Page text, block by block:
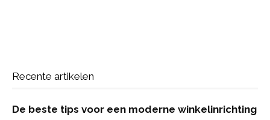
Recente artikelen
De beste tips voor een moderne winkelinrichting